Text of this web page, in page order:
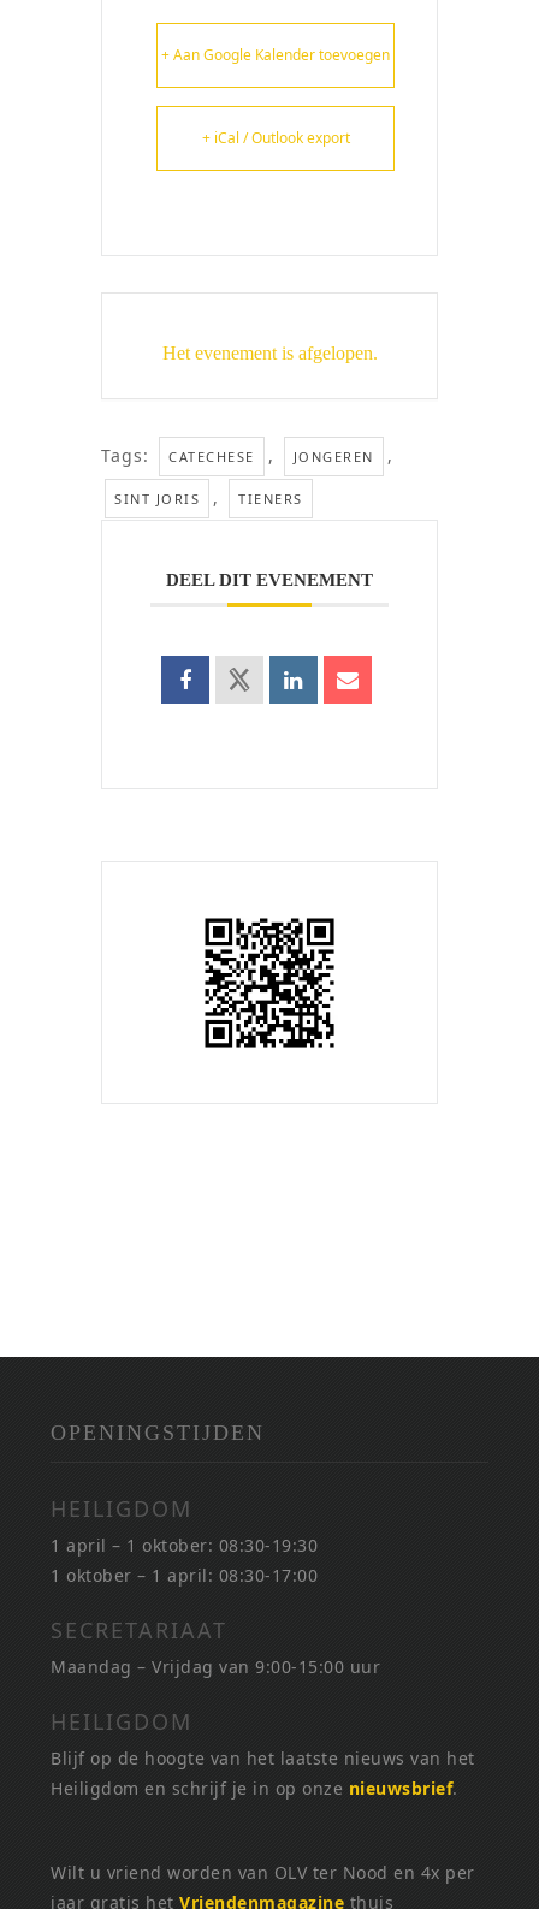
+ Aan Google Kalender toevoegen
+ iCal / Outlook export
Het evenement is afgelopen.
Tags: CATECHESE , JONGEREN ,
SINT JORIS , TIENERS
DEEL DIT EVENEMENT
OPENINGSTIJDEN
HEILIGDOM
1 april – 1 oktober: 08:30-19:30
1 oktober – 1 april: 08:30-17:00
SECRETARIAAT
Maandag – Vrijdag van 9:00-15:00 uur
HEILIGDOM
Blijf op de hoogte van het laatste nieuws van het
Heiligdom en schrijf je in op onze nieuwsbrief.
Wilt u vriend worden van OLV ter Nood en 4x per
jaar gratis hetVriendenmagazine thuis